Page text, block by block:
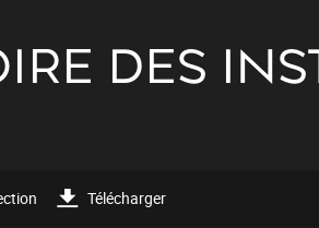
DES
Télécharger